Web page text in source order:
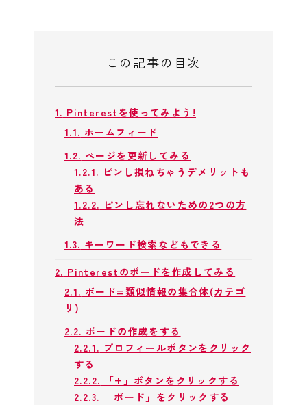
この記事の目次
1. Pinterestを使ってみよう!
1.1. ホームフィード
1.2. ページを更新してみる
1.2.1. ピンし損ねちゃうデメリットも
ある
1.2.2. ピンし忘れないための2つの方
法
1.3. キーワード検索などもできる
2. Pinterestのボードを作成してみる
2.1. ボード=類似情報の集合体(カテゴ
リ)
2.2. ボードの作成をする
2.2.1. プロフィールボタンをクリック
する
2.2.2. 「+」ボタンをクリックする
2.2.3. 「ボード」をクリックする